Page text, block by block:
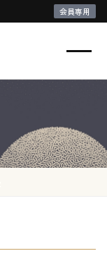
会員専用